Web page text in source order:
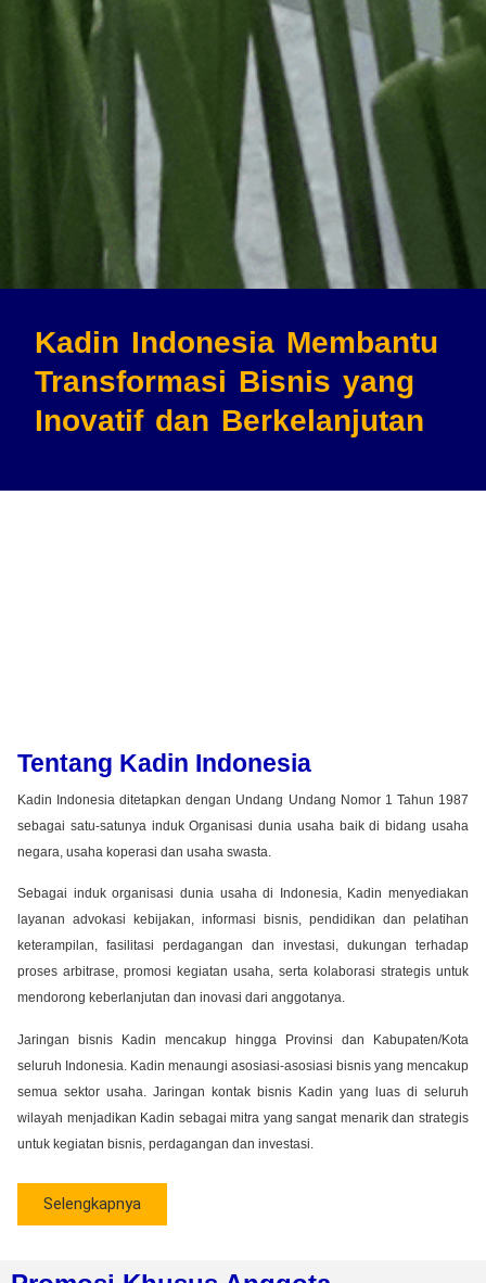
Kadin Indonesia Membantu
Transformasi Bisnis yang
Inovatif dan Berkelanjutan
Tentang Kadin Indonesia
Kadin Indonesia ditetapkan dengan Undang Undang Nomor 1 Tahun 1987
sebagai satu-satunya induk Organisasi dunia usaha baik di bidang usaha
negara, usaha koperasi dan usaha swasta.
Sebagai induk organisasi dunia usaha di Indonesia, Kadin menyediakan
layanan advokasi kebijakan, informasi bisnis, pendidikan dan pelatihan
keterampilan, fasilitasi perdagangan dan investasi, dukungan terhadap
proses arbitrase, promosi kegiatan usaha, serta kolaborasi strategis untuk
mendorong keberlanjutan dan inovasi dari anggotanya.
Jaringan bisnis Kadin mencakup hingga Provinsi dan Kabupaten/Kota
seluruh Indonesia. Kadin menaungi asosiasi-asosiasi bisnis yang mencakup
semua sektor usaha. Jaringan kontak bisnis Kadin yang luas di seluruh
wilayah menjadikan Kadin sebagai mitra yang sangat menarik dan strategis
untuk kegiatan bisnis, perdagangan dan investasi.
Selengkapnya